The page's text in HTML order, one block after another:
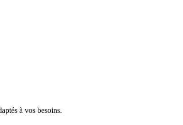
à vos besoins.